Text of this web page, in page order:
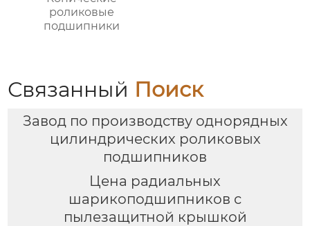
роликовые
подшипники
Связанный Поиск
Завод по производству однорядных
цилиндрических роликовых
подшипников
Цена радиальных
шарикоподшипников с
пылезащитной крышкой